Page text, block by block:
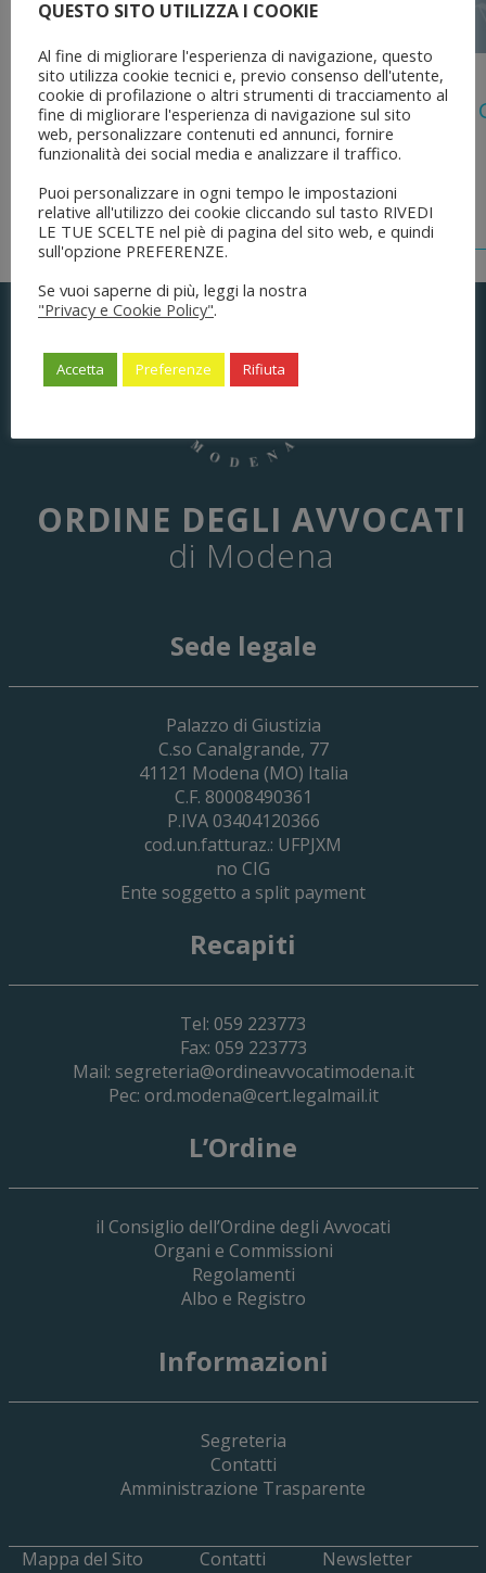
5 Agosto 2026
Legge 28 Luglio 2026 N. 137 “delega
Dell’ordinamento Forense”
29 Giugno 2026
Cassa Forense – Elezioni Dei Delegati
2030
19 Giugno 2026
ORDINE DEGLI AVVOCATI
di Modena
Sede legale
Palazzo di Giustizia
C.so Canalgrande, 77
41121 Modena (MO) Italia
C.F. 80008490361
P.IVA 03404120366
cod.un.fatturaz.: UFPJXM
no CIG
Ente soggetto a split payment
Recapiti
Tel: 059 223773
Fax: 059 223773
Mail: segreteria@ordineavvocatimodena.it
Pec: ord.modena@cert.legalmail.it
L’Ordine
il Consiglio dell’Ordine degli Avvocati
Organi e Commissioni
Regolamenti
Albo e Registro
Informazioni
Segreteria
Contatti
Amministrazione Trasparente
Mappa del Sito Contatti
Newsletter
QUESTO SITO UTILIZZA I COOKIE
Al fine di migliorare l'esperienza di navigazione, questo
sito utilizza cookie tecnici e, previo consenso dell'utente,
cookie di profilazione o altri strumenti di tracciamento al
fine di migliorare l'esperienza di navigazione sul sito
web, personalizzare contenuti ed annunci, fornire
funzionalità dei social media e analizzare il traffico.
Puoi personalizzare in ogni tempo le impostazioni
relative all'utilizzo dei cookie cliccando sul tasto RIVEDI
LE TUE SCELTE nel piè di pagina del sito web, e quindi
sull'opzione PREFERENZE.
Se vuoi saperne di più, leggi la nostra
"Privacy e Cookie Policy".
Accetta Preferenze Rifiuta